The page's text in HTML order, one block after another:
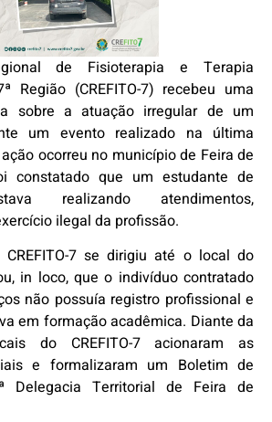
de Fisioterapia e Terapia
Região (CREFITO-7) recebeu uma
sobre a atuação irregular de um
um evento realizado na última
ocorreu no município de Feira de
constatado que um estudante de
realizando atendimentos,
ilegal da profissão.
7 se dirigiu até o local do
in loco, que o indivíduo contratado
não possuía registro profissional e
em formação acadêmica. Diante da
do CREFITO-7 acionaram as
e formalizaram um Boletim de
Delegacia Territorial de Feira de